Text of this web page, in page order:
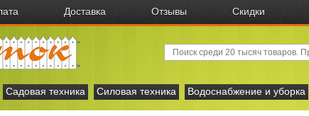
Доставка Отзывы Скидки
Садовая техника Силовая техника Водоснабжение и уборка